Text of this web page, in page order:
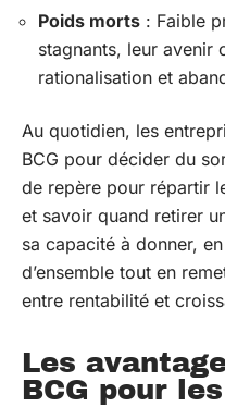
Poids morts : Faible
stagnants, leur avenir
rationalisation et
Au quotidien, les
BCG pour décider du
de repère pour répartir
et savoir quand retirer
sa capacité à donner,
d’ensemble tout en
entre rentabilité et
Les
BCG pour